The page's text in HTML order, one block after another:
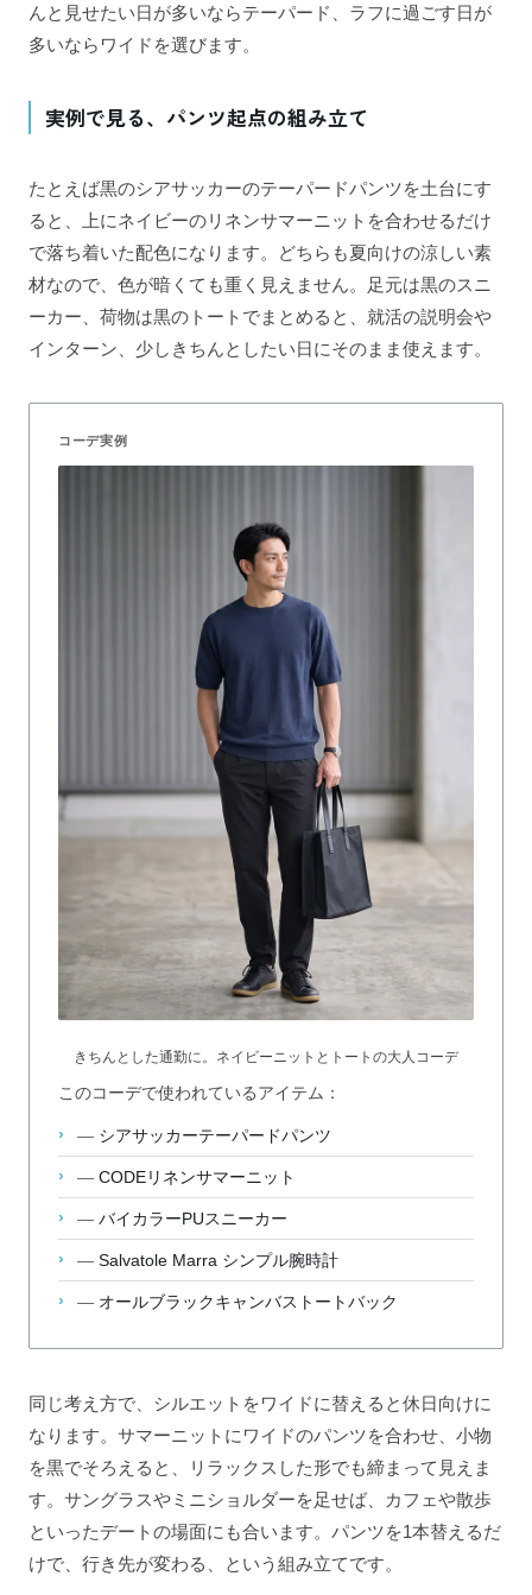
んと見せたい日が多いならテーパード、ラフに過ごす日が
多いならワイドを選びます。
実例で見る、パンツ起点の組み立て
たとえば黒のシアサッカーのテーパードパンツを土台にす
ると、上にネイビーのリネンサマーニットを合わせるだけ
で落ち着いた配色になります。どちらも夏向けの涼しい素
材なので、色が暗くても重く見えません。足元は黒のスニ
ーカー、荷物は黒のトートでまとめると、就活の説明会や
インターン、少しきちんとしたい日にそのまま使えます。
コーデ実例
きちんとした通勤に。ネイビーニットとトートの大人コーデ
このコーデで使われているアイテム：
— シアサッカーテーパードパンツ
— CODEリネンサマーニット
— バイカラーPUスニーカー
— Salvatole Marra シンプル腕時計
— オールブラックキャンバストートバック
同じ考え方で、シルエットをワイドに替えると休日向けに
なります。サマーニットにワイドのパンツを合わせ、小物
を黒でそろえると、リラックスした形でも締まって見えま
す。サングラスやミニショルダーを足せば、カフェや散歩
といったデートの場面にも合います。パンツを1本替えるだ
けで、行き先が変わる、という組み立てです。